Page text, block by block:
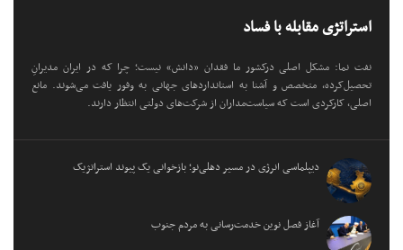
استراتژی مقابله با فساد
نفت نما: مشکل اصلی درکشور ما فقدان «دانش» نیست؛ چرا که در ایران مدیرانِ
تحصیل‌کرده، متخصص و آشنا به استانداردهای جهانی به وفور یافت می‌شوند. مانع
اصلی، کارکردی است که سیاست‌مداران از شرکت‌های دولتی انتظار دارند.
دیپلماسی انرژی در مسیر دهلی‌نو؛ بازخوانی یک پیوند استراتژیک
آغاز فصل نوین خدمت‌رسانی به مردم جنوب